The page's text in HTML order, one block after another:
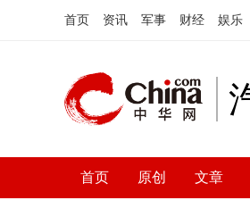
首页 资讯 军事 财经 娱乐
首页 原创 文章